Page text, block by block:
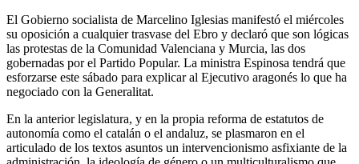
El Gobierno socialista de Marcelino Iglesias manifestó el miércoles
su oposición a cualquier trasvase del Ebro y declaró que son lógicas
las protestas de la Comunidad Valenciana y Murcia, las dos
gobernadas por el Partido Popular. La ministra Espinosa tendrá que
esforzarse este sábado para explicar al Ejecutivo aragonés lo que ha
negociado con la Generalitat.
En la anterior legislatura, y en la propia reforma de estatutos de
autonomía como el catalán o el andaluz, se plasmaron en el
articulado de los textos asuntos un intervencionismo asfixiante de la